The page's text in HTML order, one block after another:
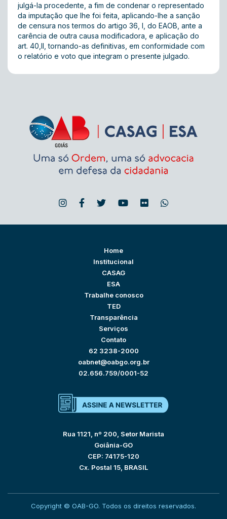
julgá-la procedente, a fim de condenar o representado
da imputação que lhe foi feita, aplicando-lhe a sanção
de censura nos termos do artigo 36, I, do EAOB, ante a
carência de outra causa modificadora, e aplicação do
art. 40,II, tornando-as definitivas, em conformidade com
o relatório e voto que integram o presente julgado.
Home
Institucional
CASAG
ESA
Trabalhe conosco
TED
Transparência
Serviços
Contato
62 3238-2000
oabnet@oabgo.org.br
02.656.759/0001-52
Rua 1121, nº 200, Setor Marista
Goiânia-GO
CEP: 74175-120
Cx. Postal 15, BRASIL
Copyright © OAB-GO. Todos os direitos reservados.